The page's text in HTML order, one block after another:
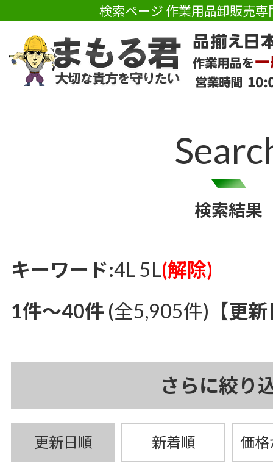
検索ページ 作業用品卸販売
検索結果
キーワード:4L 5L(解除)
1件～40件 (全5,905件) 【更
さらに絞り
更新日順 新着順 価